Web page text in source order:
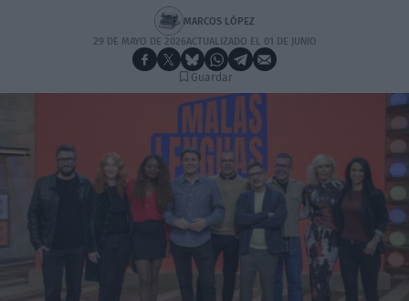
MARCOS LÓPEZ
29 DE MAYO DE 2026ACTUALIZADO EL 01 DE JUNIO
Guardar